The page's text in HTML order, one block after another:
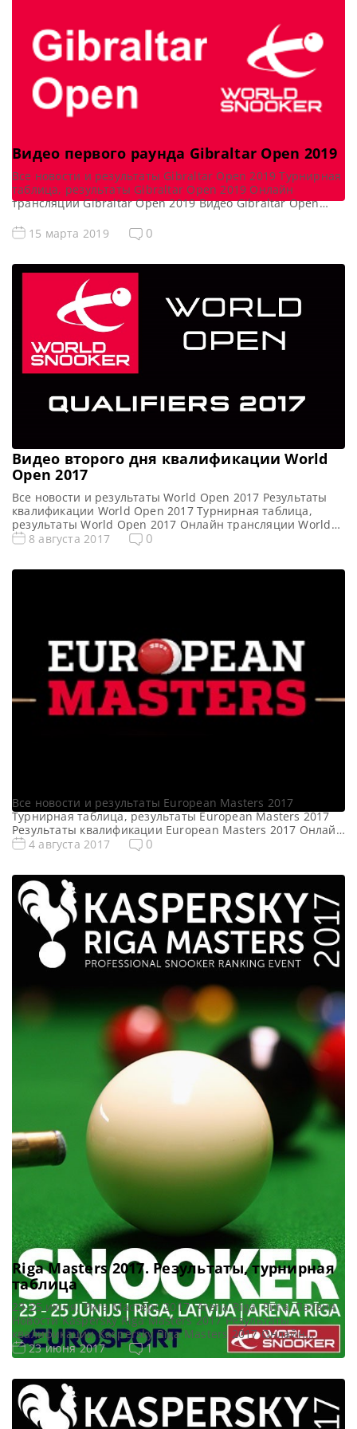
Видео первого раунда Gibraltar Open 2019
Все новости и результаты Gibraltar Open 2019 Турнирная
таблица, результаты Gibraltar Open 2019 Онлайн
трансляции Gibraltar Open 2019 Видео Gibraltar Open
записи Видео матчей: Видео матча Янь Бинтао — Ли
Уокер https://youtu.be/z9V_rnt9cK8 Видео матча Марк
матча Тепчайа Ун-Ну — Сохей Вахеди […]
15 марта 2019 0
Видео второго дня квалификации World
Open 2017
Все новости и результаты World Open 2017 Результаты
квалификации World Open 2017 Турнирная таблица,
результаты World Open 2017 Онлайн трансляции World
Open 2017 Видео World Open 2017 Видео Питер Эбдон —
8 августа 2017 0
Все новости и результаты European Masters 2017
Турнирная таблица, результаты European Masters 2017
Результаты квалификации European Masters 2017 Онлайн
трансляции European Masters 2017 Видео European
Хокинс https://youtu.be/ApoqR4DJF1Y Видео Кайрен
Уилсон — Сюй Сы https://youtu.be/DHU4ujpVvS0 Видео
Марк Кинг — Курт Мафлин https://youtu.be/-xNSJ5e4TRY
4 августа 2017 0
Riga Masters 2017. Результаты, турнирная
таблица
23-25 июня, Рига Мастерс 2017, Arena Riga, Рига, Латвия
Новости Kaspersky Riga Masters 2017 Результаты
квалификации Kaspersky Riga Masters 2017 Онлайн
трансляции Kaspersky Riga Masters 2017 Видео Kaspersky
Riga Masters 2017 Турнирная сетка: 1/16 финала 1/8
побед) 7 фреймов (до 4-ти побед) 7 фреймов (до […]
23 июня 2017 1